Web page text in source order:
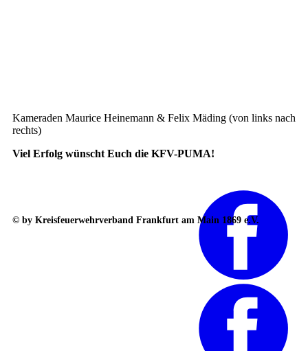
Kameraden Maurice Heinemann & Felix Mäding (von links nach
rechts)
Viel Erfolg wünscht Euch die KFV-PUMA!
© by Kreisfeuerwehrverband Frankfurt am Main 1869 e.V.